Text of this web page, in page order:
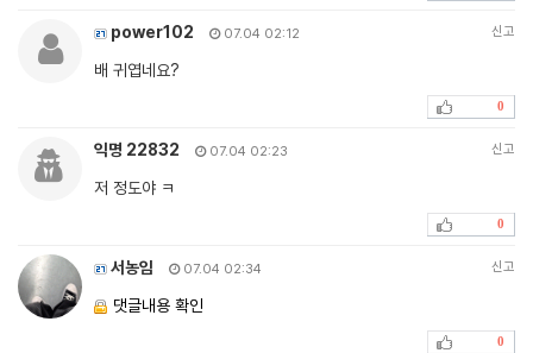
power102 07.04 02:12 신고
배 귀엽네요?
0
익명 22832 07.04 02:23 신고
저 정도야 ㅋ
0
서농임 07.04 02:34 신고
댓글내용 확인
0